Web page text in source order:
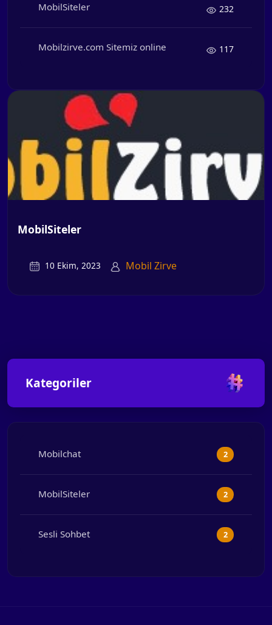
MobilSiteler 232
Mobilzirve.com Sitemiz online 117
MobilSiteler
10 Ekim, 2023 Mobil Zirve
Kategoriler
Mobilchat 2
MobilSiteler 2
Sesli Sohbet 2